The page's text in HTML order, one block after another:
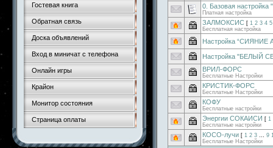
Гостевая книга
Обратная связь
Доска объявлений
Вход в миничат с телефона
Онлайн игры
Крайон
Монитор состояния
Страница оплаты
0. Базовая настройка
Платная настройка
ЗАЛМОКСИС [ 1 2 3 4 5
Бесплатная настройка
Настройка “СИЯНИЕ
Настройка "БЕЛЫЙ
ВРИЛ-ФОРС
Бесплатные Настройки
КРИСТИК-ФОРС
Бесплатные Настройки
КОФУ
Бесплатные настройки
Энергии СОКАИСИ [ 1
Бесплатные настройки
КОСО-лучи [ 1 2 3 … 9
Бесплатные Настройки